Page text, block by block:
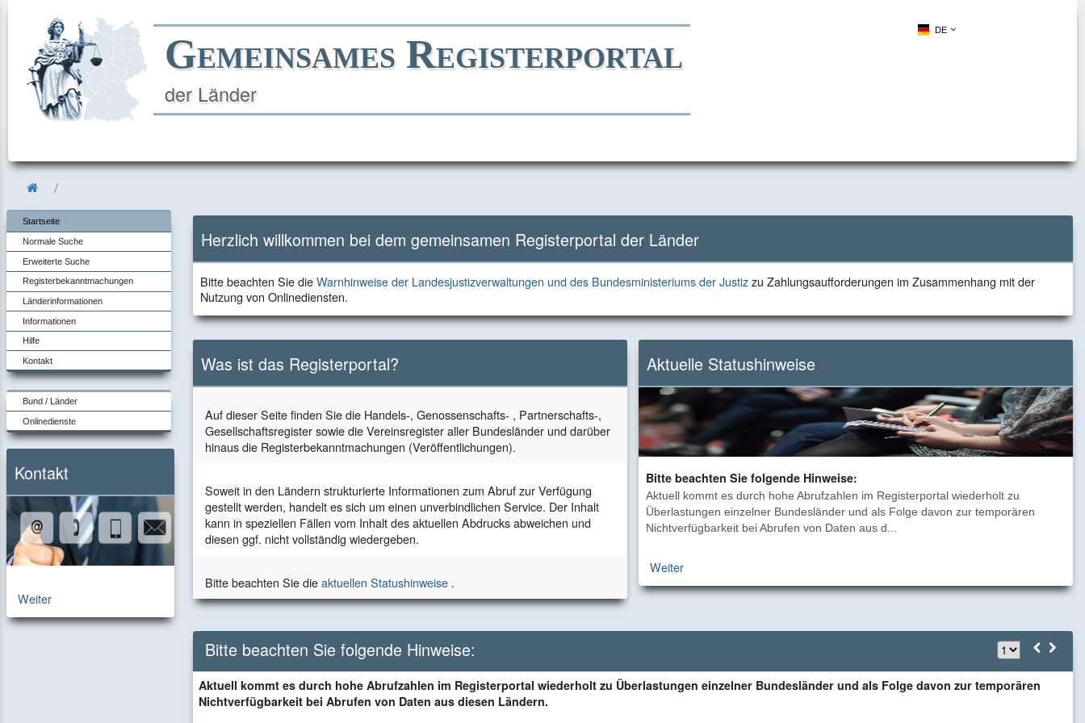
Gemeinsames Registerportal
der Länder
DE
Direkt
Direkt
Direkt
Direkt
Startseite
Normale Suche
Erweiterte Suche
Registerbekanntmachungen
Länderinformationen
Informationen
Hilfe
Kontakt
Bund / Länder
Onlinedienste
Kontakt
Weiterzur
Kontaktseite
Herzlich willkommen bei dem gemeinsamen Registerportal der Länder
Bitte
beachten
die
Bitte beachten Sie dieWarnhinweise der Landesjustizverwaltungen und des Bundesministeriums der Justizzu
Zusammenhang
mit
der
Nutzung
von
Onlinediensten.
zu Zahlungsaufforderungen im Zusammenhang mit der
Nutzung von Onlinediensten.
Was ist das Registerportal?
Auf dieser Seite finden Sie die Handels-, Genossenschafts- , Partnerschafts-,
Gesellschaftsregister sowie die Vereinsregister aller Bundesländer und darüber
hinaus die Registerbekanntmachungen (Veröffentlichungen).
Soweit in den Ländern strukturierte Informationen zum Abruf zur Verfügung
gestellt werden, handelt es sich um einen unverbindlichen Service. Der Inhalt
kann in speziellen Fällen vom Inhalt des aktuellen Abdrucks abweichen und
diesen ggf. nicht vollständig wiedergeben.
Bitte beachten Sie dieaktuellen Statushinweise .
Aktuelle Statushinweise
Bitte beachten Sie folgende Hinweise:
Aktuell kommt es durch hohe Abrufzahlen im Registerportal wiederholt zu
Überlastungen einzelner Bundesländer und als Folge davon zur temporären
Nichtverfügbarkeit bei Abrufen von Daten aus d...
Weiter
Bitte beachten Sie folgende Hinweise:
Aktuell kommt es durch hohe Abrufzahlen im Registerportal wiederholt zu Überlastungen einzelner Bundesländer und als Folge davon zur temporären
Nichtverfügbarkeit bei Abrufen von Daten aus diesen Ländern.